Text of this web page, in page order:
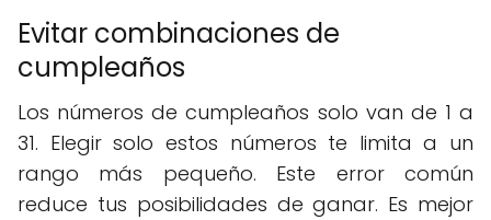
Evitar combinaciones de
cumpleaños
Los números de cumpleaños solo van de 1 a
31. Elegir solo estos números te limita a un
rango más pequeño. Este error común
reduce tus posibilidades de ganar. Es mejor